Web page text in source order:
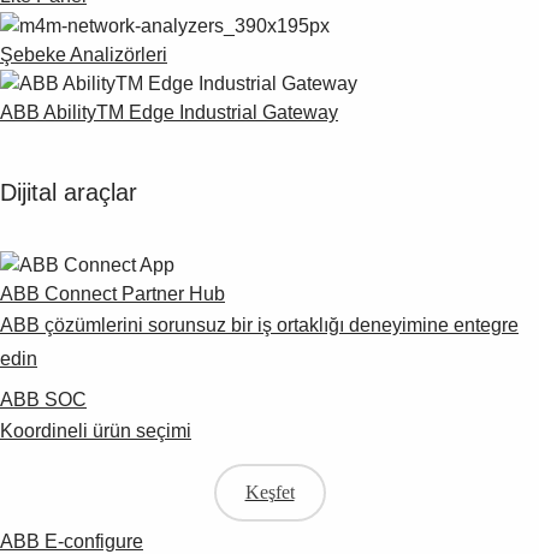
Şebeke Analizörleri
ABB AbilityTM Edge Industrial Gateway
Dijital araçlar
ABB Connect Partner Hub
ABB çözümlerini sorunsuz bir iş ortaklığı deneyimine entegre
edin
ABB SOC
Koordineli ürün seçimi
Keşfet
ABB E-configure